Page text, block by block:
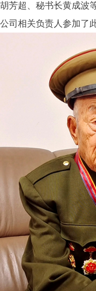
胡芳超、秘书长黄成波
公司相关负责人参加了